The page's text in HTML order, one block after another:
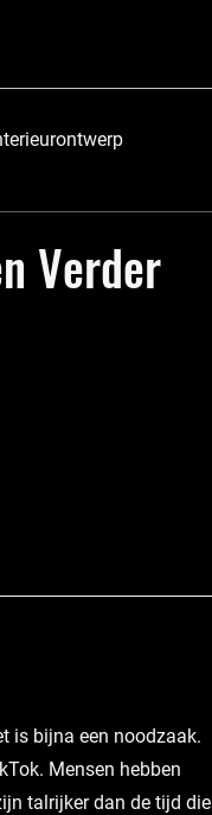
Verder
is bijna een noodzaak.
Mensen hebben
talrijker dan de tijd die